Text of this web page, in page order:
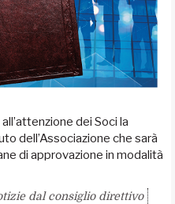
dei Soci la
dell’Associazione che sarà
di approvazione in modalità
dal consiglio direttivo